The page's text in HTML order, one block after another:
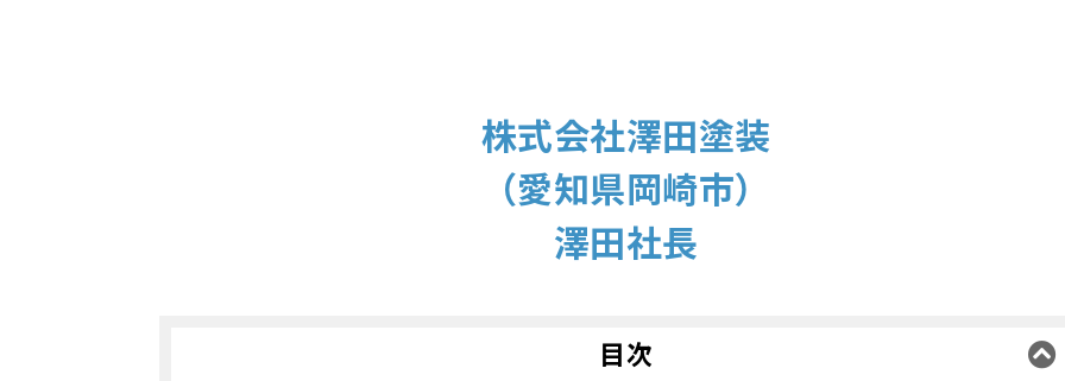
株式会社澤田塗装
（愛知県岡崎市）
澤田社長
目次